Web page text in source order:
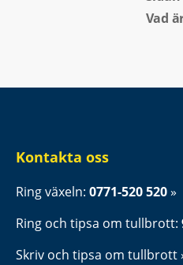
Vad
Kontakta oss
Ring växeln: 0771-520 520
Ring och tipsa om tullbrott:
Skriv och tipsa om tullbrott